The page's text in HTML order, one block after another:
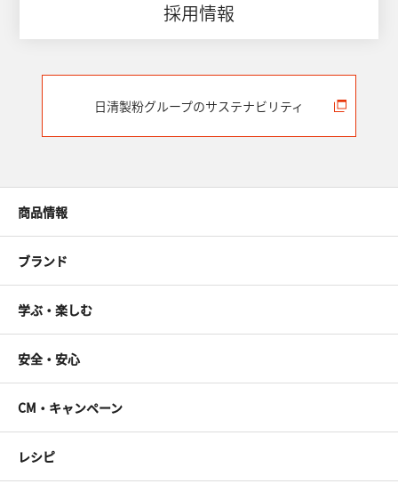
採用情報
日清製粉グループのサステナビリティ
商品情報
ブランド
学ぶ・楽しむ
安全・安心
CM・キャンペーン
レシピ